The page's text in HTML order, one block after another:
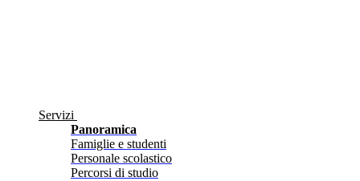
Servizi
Panoramica
Famiglie e studenti
Personale scolastico
Percorsi di studio